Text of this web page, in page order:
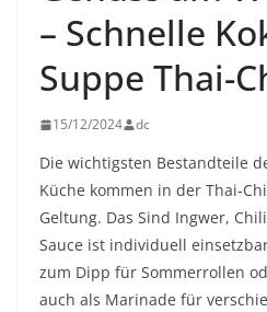
– Schnelle
Suppe Thai-
15/12/2024 dc
Die wichtigsten Bestandteile
Küche kommen in der Thai-
Geltung. Das Sind Ingwer,
Sauce ist individuell
zum Dipp für Sommerrollen
auch als Marinade für